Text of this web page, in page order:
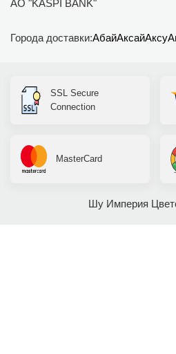
АО "KASPI BANK"
Города доставки:АбайАксайАксу
Шу Империя
SSL Secure
Connection
MasterCard